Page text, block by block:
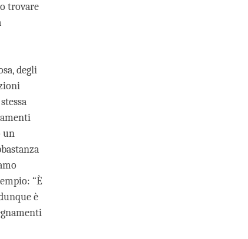
trovare
degli
un
“È
è